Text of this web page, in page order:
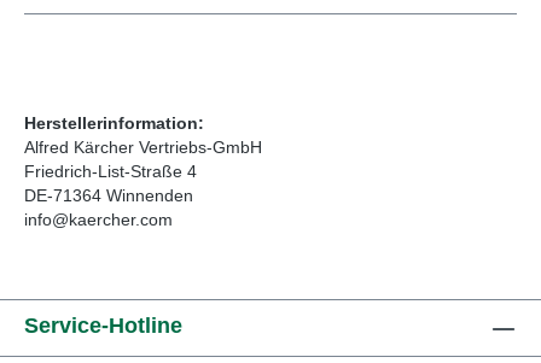
Herstellerinformation:
Alfred Kärcher Vertriebs-GmbH
Friedrich-List-Straße 4
DE-71364 Winnenden
info@kaercher.com
Service-Hotline